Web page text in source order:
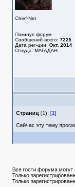
Chief-Net
Покинул форум
Сообщений всего: 7225
Дата рег-ции: Окт. 2014
Откуда: МАГАДАН
Страниц (1): [1]
Сейчас эту тему
Все гости форума могут
Только
Только